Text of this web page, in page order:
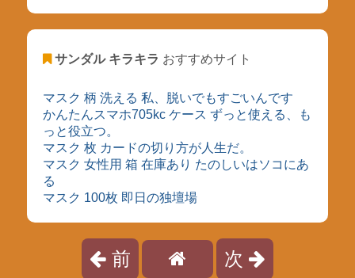
サンダル キラキラ おすすめサイト
マスク 柄 洗える 私、脱いでもすごいんです
かんたんスマホ705kc ケース ずっと使える、も
っと役立つ。
マスク 枚 カードの切り方が人生だ。
マスク 女性用 箱 在庫あり たのしいはソコにあ
る
マスク 100枚 即日の独壇場
前 次